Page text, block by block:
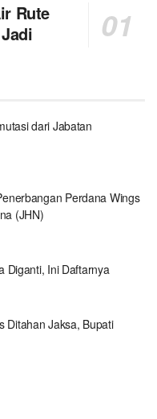
Rute
dari Jabatan
Perdana Wings
(JHN)
Diganti, Ini Daftarnya
Ditahan Jaksa, Bupati